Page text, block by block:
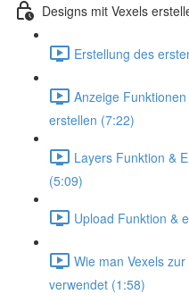
Designs mit Vexels
Erstellung des
Anzeige
erstellen (7:22)
Layers Funktion &
(5:09)
Upload Funktion &
Wie man Vexels
verwendet (1:58)